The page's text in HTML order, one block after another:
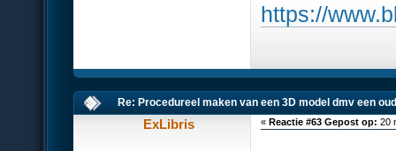
https://
Re: Procedureel maken van een 3D model dmv een
ExLibris « Reactie #63 Gepost op: 20